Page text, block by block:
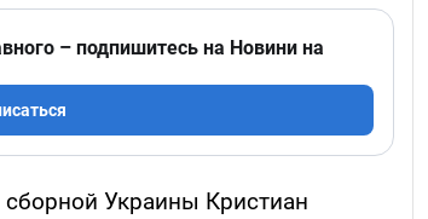
– подпишитесь на Новини на
Украины Кристиан